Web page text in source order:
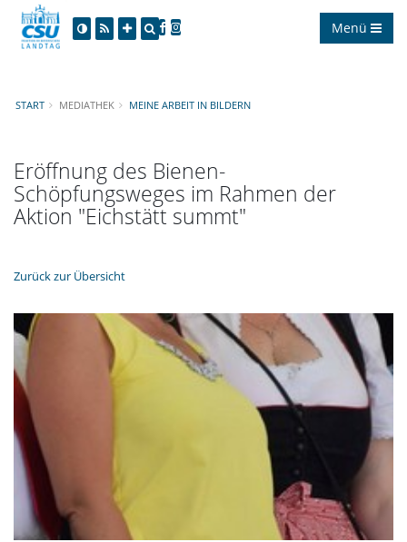
Menü
START MEDIATHEK MEINE ARBEIT IN BILDERN
Eröffnung des Bienen-
Schöpfungsweges im Rahmen der
Aktion "Eichstätt summt"
Zurück zur Übersicht